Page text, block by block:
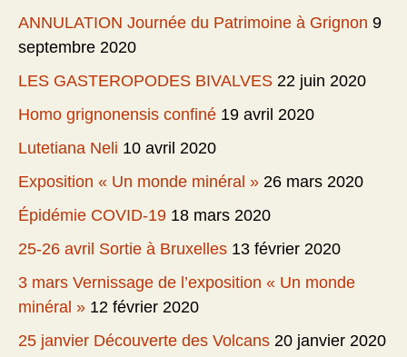
ANNULATION Journée du Patrimoine à Grignon 9
septembre 2020
LES GASTEROPODES BIVALVES 22 juin 2020
Homo grignonensis confiné 19 avril 2020
Lutetiana Neli 10 avril 2020
Exposition « Un monde minéral » 26 mars 2020
Épidémie COVID-19 18 mars 2020
25-26 avril Sortie à Bruxelles 13 février 2020
3 mars Vernissage de l’exposition « Un monde
minéral » 12 février 2020
25 janvier Découverte des Volcans 20 janvier 2020